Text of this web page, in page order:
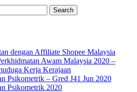
dengan Affiliate Shopee Malaysia
Awam Malaysia 2020 –
Kerja Kerajaan
Psikometrik – Gred J41 Jun 2020
Psikometrik 2020